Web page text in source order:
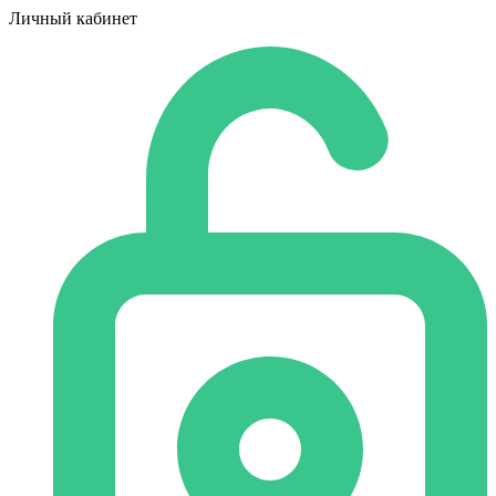
Личный кабинет